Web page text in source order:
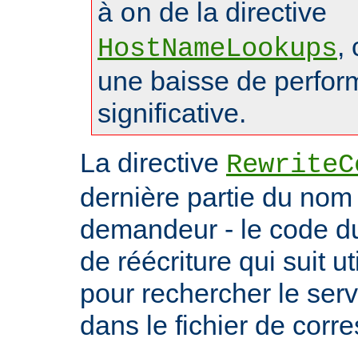
à on de la directive
HostNameLookups,
une baisse de
significative.
La directive
dernière partie du
demandeur - le code
de réécriture qui suit
pour rechercher le
dans le fichier de